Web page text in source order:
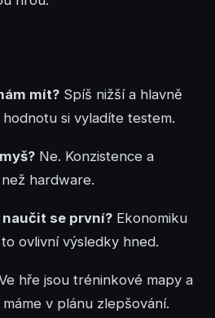
mít? Spíš nižší a hlavně
si vyladíte testem.
Ne. Konzistence a
hardware.
se první? Ekonomiku
ovlivní výsledky hned.
hře jsou tréninkové mapy a
v plánu zlepšování.